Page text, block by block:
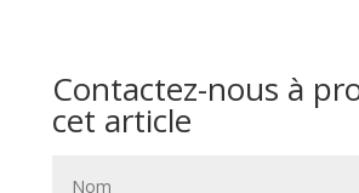
Contactez-nous à
cet article